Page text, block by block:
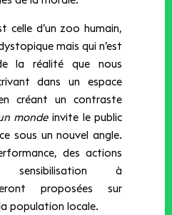
celle d’un zoo humain,
mais qui n’est
la réalité que nous
dans un espace
créant un contraste
mondeinvite le public
sous un nouvel angle.
des actions
sensibilisation à
proposées sur
population locale.